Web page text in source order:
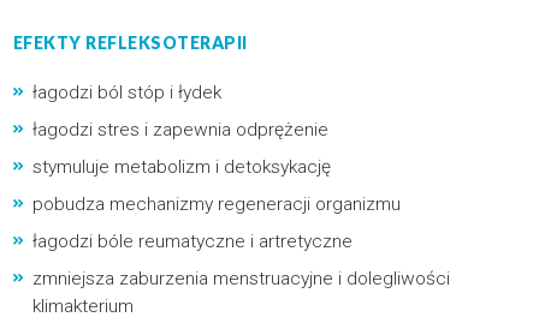
EFEKTY REFLEKSOTERAPII
łagodzi ból stóp i łydek
łagodzi stres i zapewnia odprężenie
stymuluje metabolizm i detoksykację
pobudza mechanizmy regeneracji organizmu
łagodzi bóle reumatyczne i artretyczne
zmniejsza zaburzenia menstruacyjne i dolegliwości
klimakterium